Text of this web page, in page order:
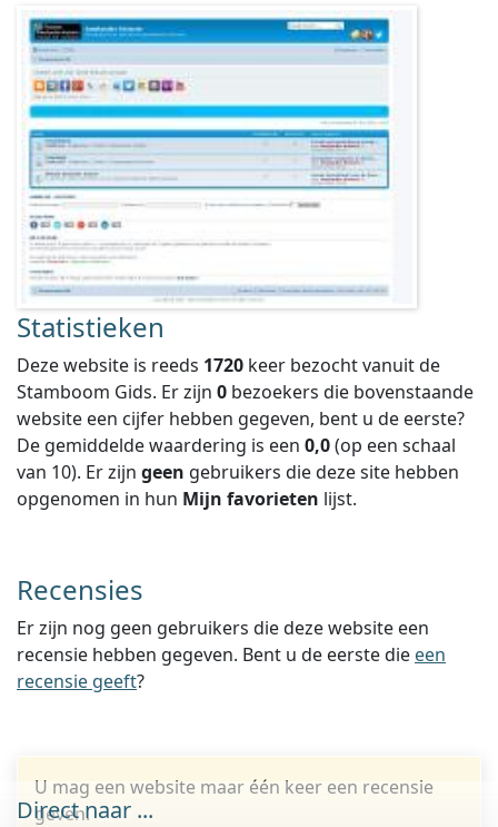
Statistieken
Deze website is reeds 1720 keer bezocht vanuit de
Stamboom Gids. Er zijn 0 bezoekers die bovenstaande
website een cijfer hebben gegeven, bent u de eerste?
De gemiddelde waardering is een 0,0(op een schaal
van 10). Er zijn geen gebruikers die deze site hebben
opgenomen in hun Mijn favorieten lijst.
Recensies
Er zijn nog geen gebruikers die deze website een
recensie hebben gegeven. Bent u de eerste die een
recensie geeft?
U mag een website maar één keer een recensie
geven.
Direct naar ...